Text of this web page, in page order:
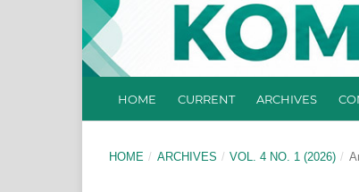
HOME CURRENT ARCHIVES
HOME / ARCHIVES / VOL. 4 NO. 1 (2026) /